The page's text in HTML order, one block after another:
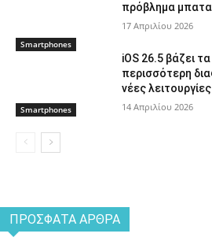
Smartphones
πρόβλημα
17 Απριλίου 2026
Smartphones
iOS 26.5 βάζει
περισσότερη
νέες λειτουργίες
14 Απριλίου 2026
ΠΡΌΣΦΑΤΑ ΆΡΘΡΑ